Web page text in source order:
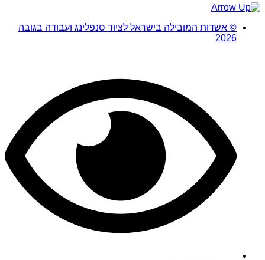
© אשדות המובילה בישראל לציוד סנפלינג ועבודה בגובה
2026